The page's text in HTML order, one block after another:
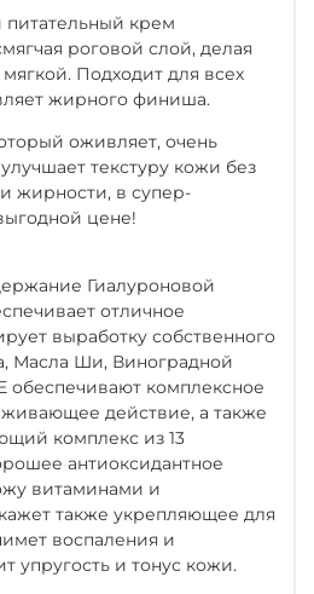
крем
роговой слой, делая
Подходит для всех
жирного финиша.
оживляет, очень
текстуру кожи без
жирности, в супер-
цене!
Гиалуроновой
отличное
выработку собственного
Масла Ши, Виноградной
обеспечивают комплексное
действие, а также
комплекс из 13
антиоксидантное
витаминами и
также укрепляющее для
воспаления и
упругость и тонус кожи.